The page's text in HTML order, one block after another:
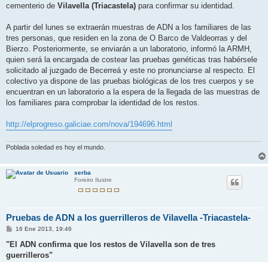
cementerio de Vilavella (Triacastela) para confirmar su identidad.
A partir del lunes se extraerán muestras de ADN a los familiares de las
tres personas, que residen en la zona de O Barco de Valdeorras y del
Bierzo. Posteriormente, se enviarán a un laboratorio, informó la ARMH,
quien será la encargada de costear las pruebas genéticas tras habérsele
solicitado al juzgado de Becerreá y este no pronunciarse al respecto. El
colectivo ya dispone de las pruebas biológicas de los tres cuerpos y se
encuentran en un laboratorio a la espera de la llegada de las muestras de
los familiares para comprobar la identidad de los restos.
http://elprogreso.galiciae.com/nova/194696.html
Poblada soledad es hoy el mundo.
serba
Foreiro Ilustre
Pruebas de ADN a los guerrilleros de Vilavella -Triacastela-
M
n
a
16 Ene 2013, 19:46
"El ADN confirma que los restos de Vilavella son de tres
guerrilleros"